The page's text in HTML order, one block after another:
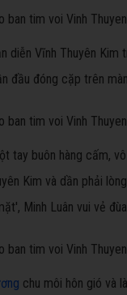
diễn Vĩnh Thuyên
đầu đóng cặp trên
tay buôn hàng cấm,
Kim và dần phải
Minh Luân vui vẻ
chu môi hôn gió và